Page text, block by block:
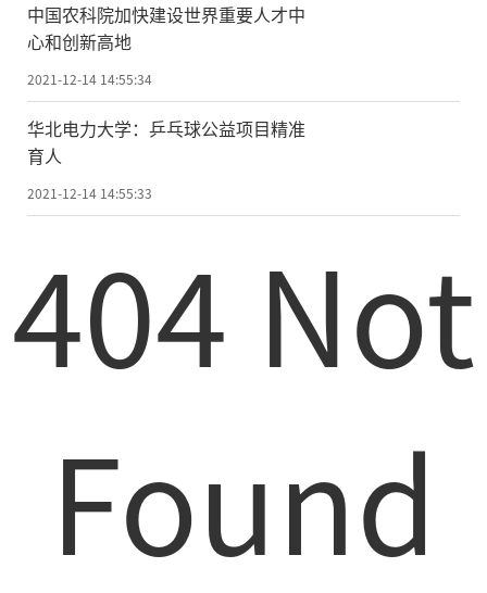
中国农科院加快建设世界重要人才中
心和创新高地
2021-12-14 14:55:34
华北电力大学：乒乓球公益项目精准
育人
2021-12-14 14:55:33
404 Not
Found